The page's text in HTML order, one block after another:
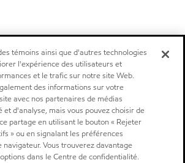
témoins ainsi que d'autres technologies
l'expérience des utilisateurs et
et le trafic sur notre site Web.
des informations sur votre
avec nos partenaires de médias
et d'analyse, mais vous pouvez choisir de
partage en utilisant le bouton « Rejeter
» ou en signalant les préférences
navigateur. Vous trouverez davantage
dans le Centre de confidentialité.